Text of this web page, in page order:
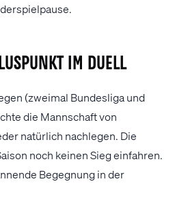
im Duell
(zweimal Bundesliga und
die Mannschaft von
natürlich nachlegen. Die
noch keinen Sieg einfahren.
Begegnung in der